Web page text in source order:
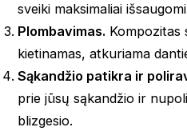
sveiki maksimaliai
Plombavimas. Kompozitas
kietinamas, atkuriama
Sąkandžio patikra ir
prie jūsų sąkandžio ir
blizgesio.